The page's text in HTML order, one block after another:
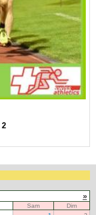
2
»
Sam
Dim